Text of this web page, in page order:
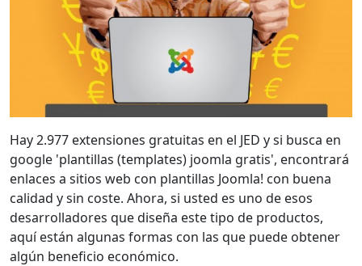
Hay 2.977 extensiones gratuitas en el JED y si busca en
google 'plantillas (templates) joomla gratis', encontrará
enlaces a sitios web con plantillas Joomla! con buena
calidad y sin coste. Ahora, si usted es uno de esos
desarrolladores que diseña este tipo de productos,
aquí están algunas formas con las que puede obtener
algún beneficio económico.